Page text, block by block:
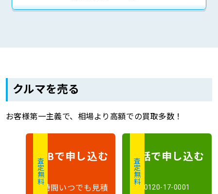
クルマを売る
お客様第一主義で、相場より高額での買取多数！
査定無料
WEBで申し込む
24時間いつでも見積
査定無料
電話で申し込む
0120-17-0001